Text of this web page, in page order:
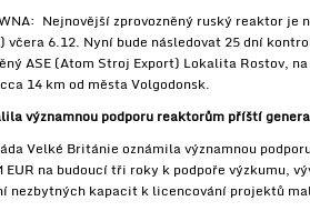
Nejnovější zprovozněný ruský reaktor
včera 6.12. Nyní bude následovat 25 dní
ASE (Atom Stroj Export) Lokalita Rostov,
14 km od města Volgodonsk.
významnou podporu reaktorům příští
Velké Británie oznámila významnou
EUR na budoucí tři roky k podpoře výzkumu,
nezbytných kapacit k licencování projektů